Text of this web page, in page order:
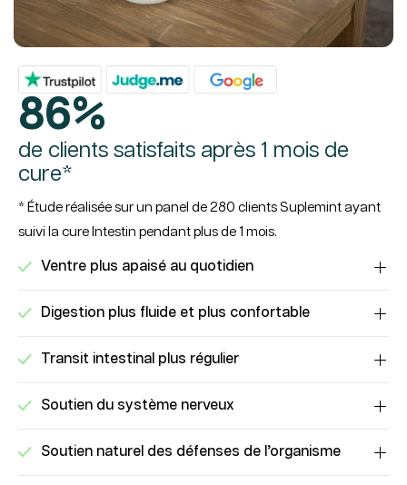
86%
de clients satisfaits après 1 mois de
cure*
* Étude réalisée sur un panel de 280 clients Suplemint ayant
suivi la cure Intestin pendant plus de 1 mois.
Ventre plus apaisé au quotidien
Digestion plus fluide et plus confortable
Transit intestinal plus régulier
Soutien du système nerveux
Soutien naturel des défenses de l’organisme